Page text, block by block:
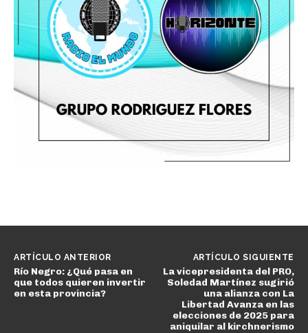
ARTÍCULO ANTERIOR
Río Negro: ¿Qué pasa en
que todos quieren invertir
en esta provincia?
ARTÍCULO SIGUIENTE
La vicepresidenta del PRO,
Soledad Martínez sugirió
una alianza con La
Libertad Avanza en las
elecciones de 2025 para
aniquilar al kirchnerismo